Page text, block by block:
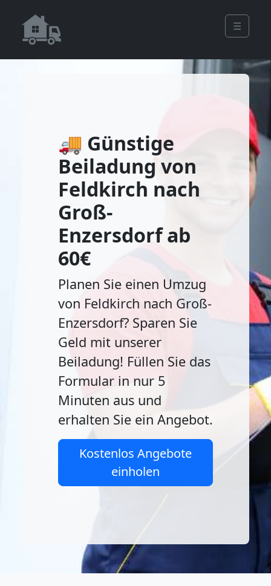
☰
🚚 Günstige
Beiladung von
Feldkirch nach
Groß-
Enzersdorf ab
60€
Planen Sie einen Umzug
von Feldkirch nach Groß-
Enzersdorf? Sparen Sie
Geld mit unserer
Beiladung! Füllen Sie das
Formular in nur 5
Minuten aus und
erhalten Sie ein Angebot.
Kostenlos Angebote
einholen